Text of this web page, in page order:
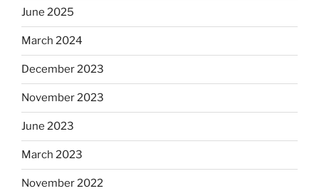
June 2025
March 2024
December 2023
November 2023
June 2023
March 2023
November 2022